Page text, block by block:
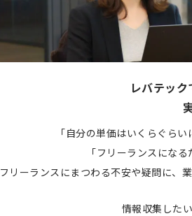
レバテッ
「自分の単価はいくらぐら
「フリーランスにな
フリーランスにまつわる不安や疑問に、
情報収集した